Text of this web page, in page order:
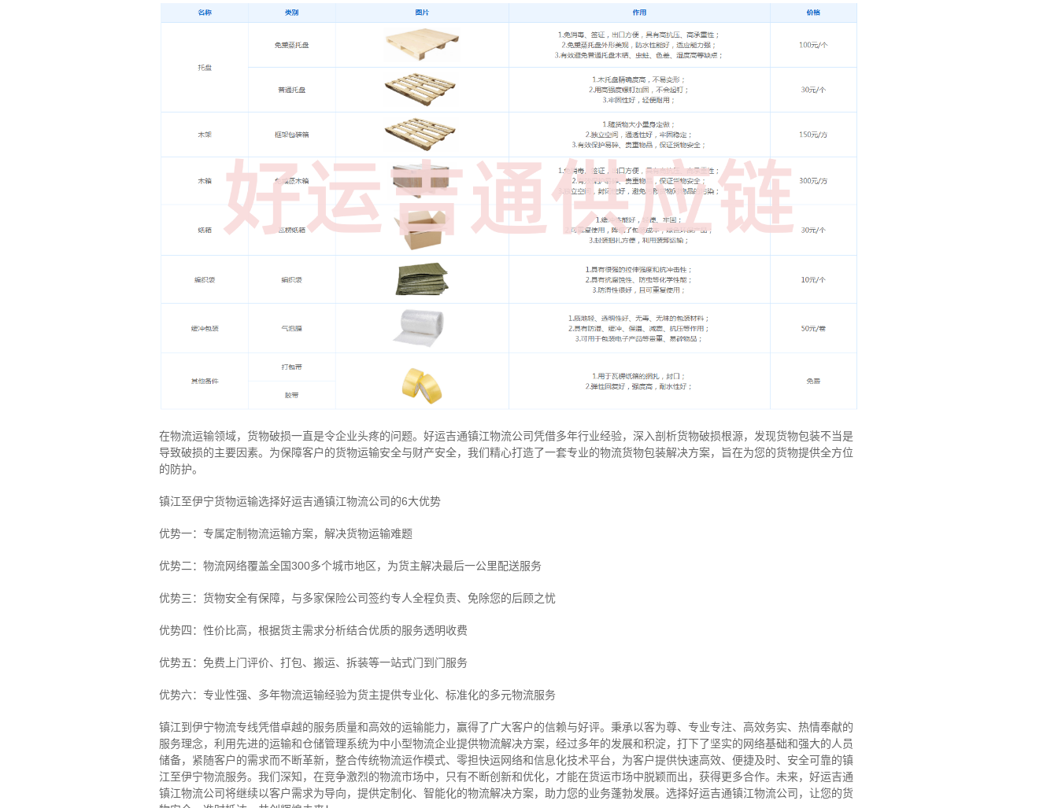
在物流运输领域，货物破损一直是令企业头疼的问题。好运吉通镇江物流公司凭借多年行业经验，深入剖析货物破损根源，发现货物包装不当是
导致破损的主要因素。为保障客户的货物运输安全与财产安全，我们精心打造了一套专业的物流货物包装解决方案，旨在为您的货物提供全方位
的防护。
镇江至伊宁货物运输选择好运吉通镇江物流公司的6大优势
优势一：专属定制物流运输方案，解决货物运输难题
优势二：物流网络覆盖全国300多个城市地区，为货主解决最后一公里配送服务
优势三：货物安全有保障，与多家保险公司签约专人全程负责、免除您的后顾之忧
优势四：性价比高，根据货主需求分析结合优质的服务透明收费
优势五：免费上门评价、打包、搬运、拆装等一站式门到门服务
优势六：专业性强、多年物流运输经验为货主提供专业化、标准化的多元物流服务
镇江到伊宁物流专线凭借卓越的服务质量和高效的运输能力，赢得了广大客户的信赖与好评。 秉承以客为尊、专业专注、高效务实、热情奉献的
服务理念，利用先进的运输和仓储管理系统为中小型物流企业提供物流解决方案，经过多年的发展和积淀，打下了坚实的网络基础和强大的人员
储备，紧随客户的需求而不断革新，整合传统物流运作模式、零担快运网络和信息化技术平台，为客户提供快速高效、便捷及时、安全可靠的镇
江至伊宁物流服务。 我们深知，在竞争激烈的物流市场中，只有不断创新和优化，才能在货运市场中脱颖而出，获得更多合作。 未来，好运吉通
镇江物流公司将继续以客户需求为导向，提供定制化、智能化的物流解决方案，助力您的业务蓬勃发展。选择好运吉通镇江物流公司，让您的货